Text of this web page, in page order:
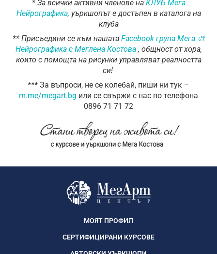
* За всички активни членове наКЛУБ Мега
Нейрографика, уъркшопът е достъпен в каталога на
клуба
** Присъедини се към нашата Facebook група Мега 🎨
Нейрографика с Меглена Костова, общност от хора,
които с помощта на рисунки управляват реалността
си!
*** За въпроси, не се колебай, пиши ни тук –
m.me/megart.bg или се свържи с нас по телефона
0896 71 71 72
МОЯТ ПРОФИЛ
СЕРТИФИЦИРАНИ КУРСОВЕ